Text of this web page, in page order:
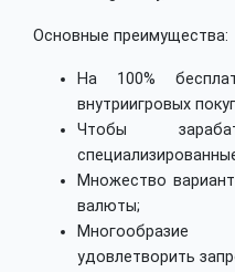
Основные преимущества:
На 100%
внутриигровых
Чтобы
Множество
валюты;
удовлетворить